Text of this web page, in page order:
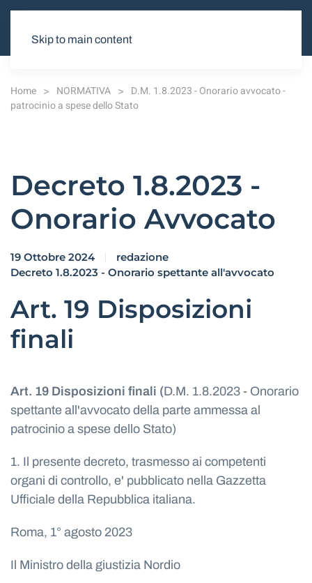
Skip to main content
Home NORMATIVA
D.M. 1.8.2023 - Onorario avvocato -
patrocinio a spese dello Stato
Decreto 1.8.2023 -
Onorario Avvocato
19 Ottobre 2024
redazione
Decreto 1.8.2023 - Onorario spettante all'avvocato
Art. 19 Disposizioni
finali
Art. 19 Disposizioni finali (D.M. 1.8.2023 - Onorario
spettante all'avvocato della parte ammessa al
patrocinio a spese dello Stato)
1. Il presente decreto, trasmesso ai competenti
organi di controllo, e' pubblicato nella Gazzetta
Ufficiale della Repubblica italiana.
Roma, 1° agosto 2023
Il Ministro della giustizia Nordio